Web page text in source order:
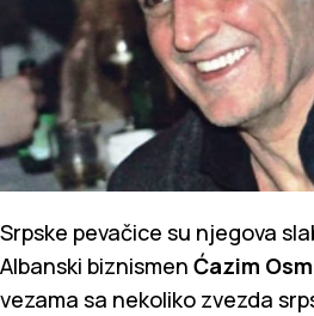
Srpske pevačice su njegova
Albanski biznismen Ćazim
vezama sa nekoliko zvezda